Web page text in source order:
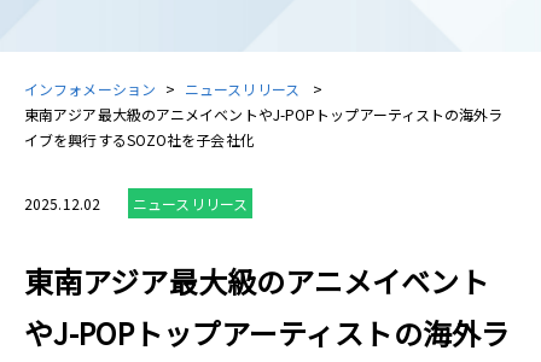
インフォメーション
ニュースリリース
東南アジア最大級のアニメイベントやJ-POPトップアーティストの海外ラ
イブを興行するSOZO社を子会社化
2025.12.02 ニュースリリース
東南アジア最大級のアニメイベント
やJ-POPトップアーティストの海外ラ